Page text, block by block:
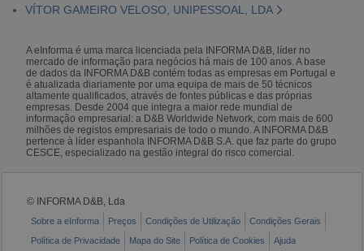
VÍTOR GAMEIRO VELOSO, UNIPESSOAL, LDA
A eInforma é uma marca licenciada pela INFORMA D&B, líder no
mercado de informação para negócios há mais de 100 anos. A base
de dados da INFORMA D&B contém todas as empresas em Portugal e
é atualizada diariamente por uma equipa de mais de 50 técnicos
altamente qualificados, através de fontes públicas e das próprias
empresas. Desde 2004 que integra a maior rede mundial de
informação empresarial: a D&B Worldwide Network, com mais de 600
milhões de registos empresariais de todo o mundo. A INFORMA D&B
pertence à líder espanhola INFORMA D&B S.A. que faz parte do grupo
CESCE, especializado na gestão integral do risco comercial.
© INFORMA D&B, Lda
Sobre a eInforma Preços Condições de Utilização
Condições Gerais
Política de Privacidade
Mapa do Site Política de Cookies Ajuda